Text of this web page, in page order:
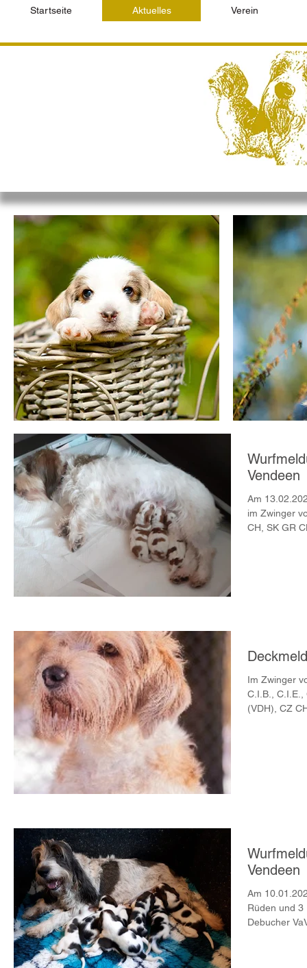
Startseite Aktuelles Verein
Vendeen
Am
im Zwinger
CH, SK GR
Im Zwinger
C.I.B., C.I.E.,
(VDH), CZ
Vendeen
Am
Rüden und
Debucher